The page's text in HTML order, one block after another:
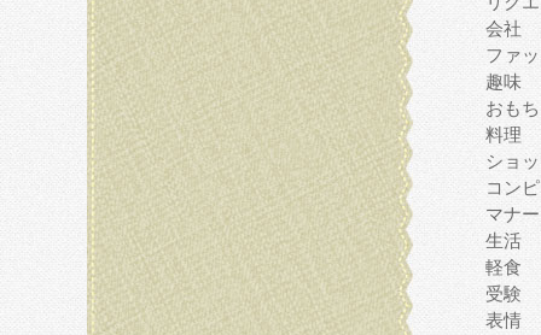
会社
ファ
趣味
おも
料理
ショ
コン
マナー
生活
軽食
受験
表情